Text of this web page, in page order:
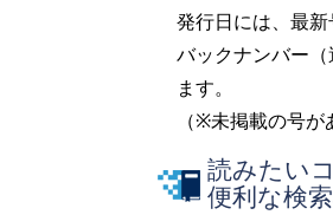
発行日には、最新
バックナンバー
ます。
（※未掲載の号
読みたい
便利な検